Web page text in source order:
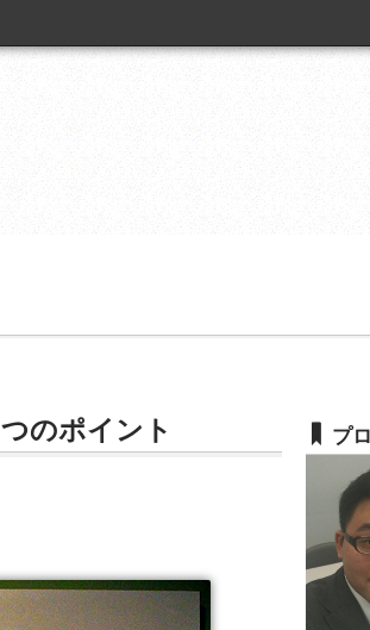
のポイント プ